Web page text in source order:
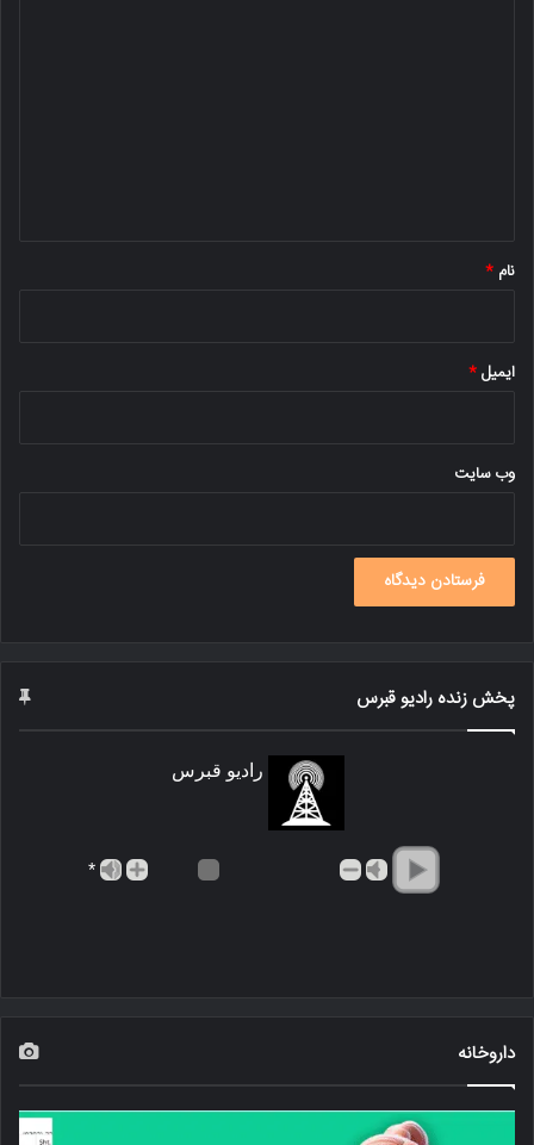
نام *
ایمیل*
وب‌ سایت
پخش زنده رادیو قبرس
رادیو قبرس
*
داروخانه